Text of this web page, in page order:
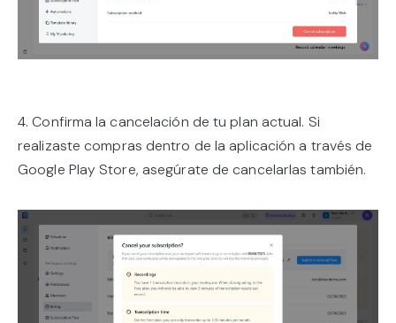
4. Confirma la cancelación de tu plan actual. Si
realizaste compras dentro de la aplicación a través de
Google Play Store, asegúrate de cancelarlas también.